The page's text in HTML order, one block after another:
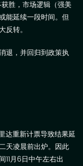
胜，市场逻辑（强美
能延续一段时间。但
反转。
退，并回归到政策执
达重新计票导致结果延
天凌晨前出炉。因此
11月 6日中午左右出